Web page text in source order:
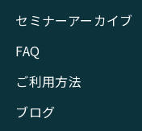
セミナーアーカイブ
FAQ
ご利用方法
ブログ